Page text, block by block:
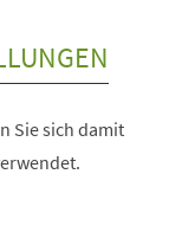
Sie sich damit